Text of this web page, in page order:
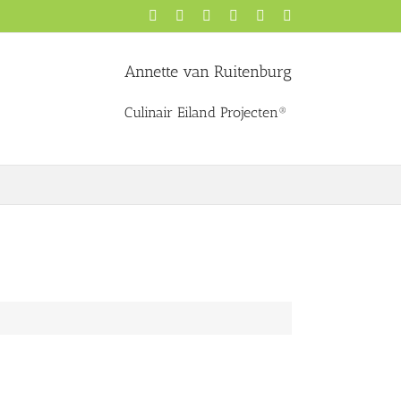
Facebook YouTubeInstagramPinterest
Annette van Ruitenburg
Culinair Eiland Projecten®